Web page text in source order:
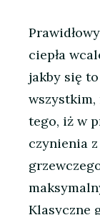
ciepła
jakby się
wszystkim,
tego, iż w
czynienia
Klasyczne